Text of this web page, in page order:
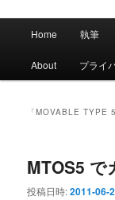
メ
Home 執筆
About プライ
「MOVABLE TYPE 5
MTOS5 で
投稿日時:2011-06-